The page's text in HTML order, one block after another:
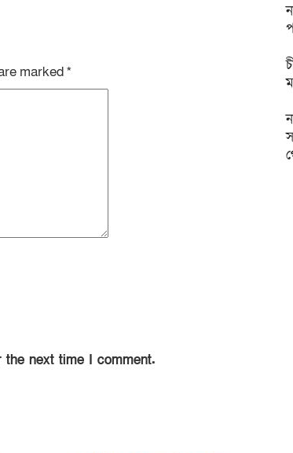
marked*
the next time I comment.